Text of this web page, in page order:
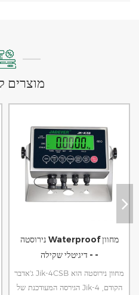
מוצרים
נירוסטה Waterproof מחוון
דיגיטלי שקילה - -
ג'אדבר Jik-4CSB מחוון נירוסטה הוא
הגירסה המעודכנת של Jik-4 הקודם,